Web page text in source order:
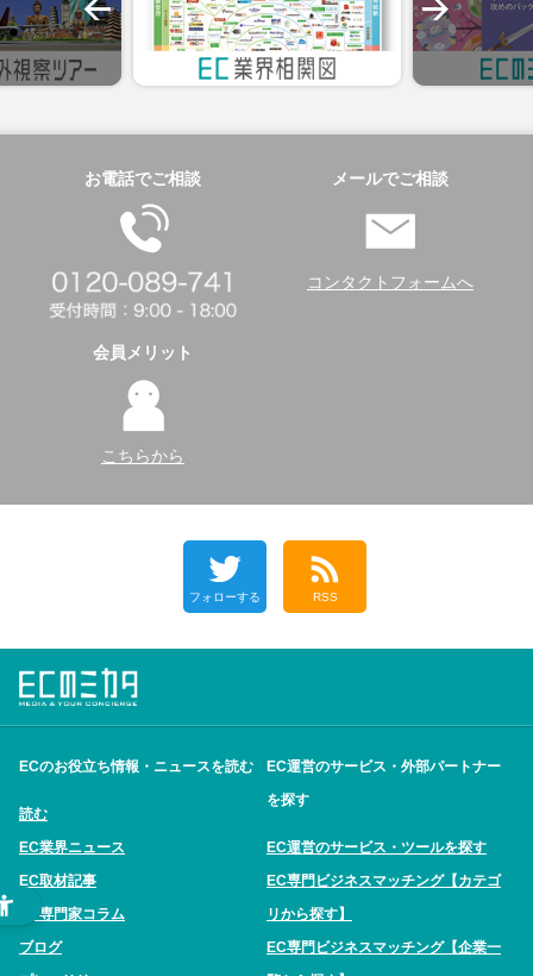
お電話でご相談 メールでご相談
コンタクトフォームへ
会員メリット
こちらから
フォローする RSS
ECのお役立ち情報・ニュースを読む
読む
EC業界ニュース
EC取材記事
EC専門家コラム
ブログ
EC運営のサービス・外部パートナー
を探す
EC運営のサービス・ツールを探す
EC専門ビジネスマッチング【カテゴ
リから探す】
EC専門ビジネスマッチング【企業一